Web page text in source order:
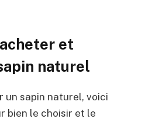
et
naturel
un sapin naturel, voici
bien le choisir et le